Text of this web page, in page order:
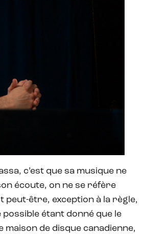
c’est que sa musique ne
écoute, on ne se réfère
peut-être, exception à la règle,
étant donné que le
de disque canadienne,